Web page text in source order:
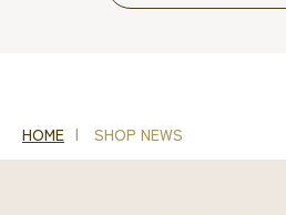
HOME SHOP NEWS